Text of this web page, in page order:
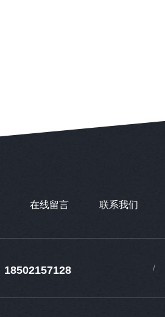
在线留言 联系我们
18502157128